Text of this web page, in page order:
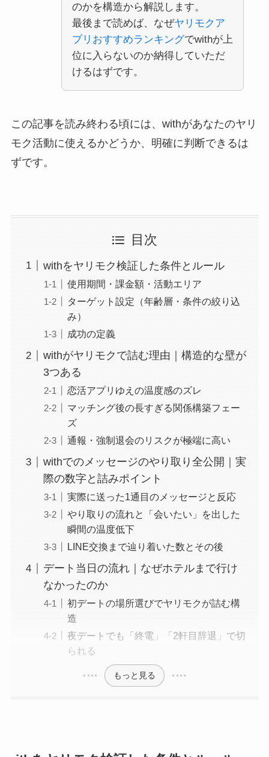
のかを構造から解説します。
最後まで読めば、なぜヤリモクア
プリおすすめランキングでwithが上
位に入らないのか納得していただ
けるはずです。
この記事を読み終わる頃には、withがあなたのヤリ
モク活動に使えるかどうか、明確に判断できるは
ずです。
目次
withをヤリモク検証した条件とルール
使用期間・課金額・活動エリア
ターゲット設定（年齢層・条件の絞り込
み）
成功の定義
withがヤリモクで詰む理由｜構造的な壁が
3つある
恋活アプリゆえの温度感のズレ
マッチング後の長すぎる関係構築フェー
ズ
通報・強制退会のリスクが極端に高い
withでのメッセージのやり取り全公開｜実
際の数字と詰みポイント
実際に送った1通目のメッセージと反応
やり取りの流れと「会いたい」を出した
瞬間の温度低下
LINE交換まで辿り着いた数とその後
デート当日の流れ｜なぜホテルまで行け
なかったのか
初デートの場所選びでヤリモクが詰む構
造
夜デートでも「終電」「2軒目辞退」で切
られる
もっと見る